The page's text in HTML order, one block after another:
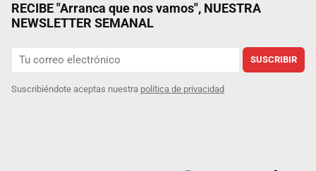
RECIBE "Arranca que nos vamos", NUESTRA
NEWSLETTER SEMANAL
SUSCRIBIR
Suscribiéndote aceptas nuestra política de privacidad